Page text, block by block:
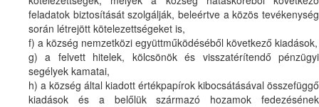
feladatok biztosítását szolgálják, beleértve a közös tevékenység
során létrejött kötelezettségeket is,
f) a község nemzetközi együttműködéséből következő kiadások,
g) a felvett hitelek, kölcsönök és visszatérítendő pénzügyi
segélyek kamatai,
h) a község által kiadott értékpapírok kibocsátásával összefüggő
kiadások és a belőlük származó hozamok fedezésének